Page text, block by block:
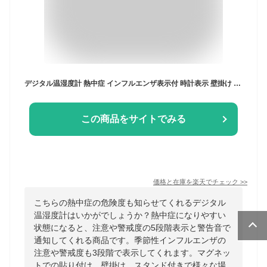
この商品をサイトでみる
価格と在庫を楽天でチェック >>
こちらの熱中症の危険度も知らせてくれるデジタル
温湿度計はいかがでしょうか？熱中症になりやすい
状態になると、注意や警戒度の5段階表示と警告音で
通知してくれる商品です。季節性インフルエンザの
注意や警戒度も3段階で表示してくれます。マグネッ
トでの貼り付け、壁掛け、スタンド付きで様々な場